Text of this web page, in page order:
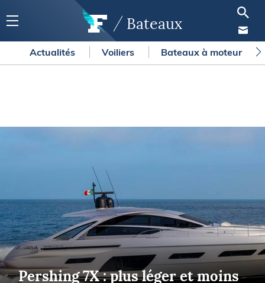
Bateaux
Actualités Voiliers Bateaux à moteur
Pershing 7X : plus léger et moins